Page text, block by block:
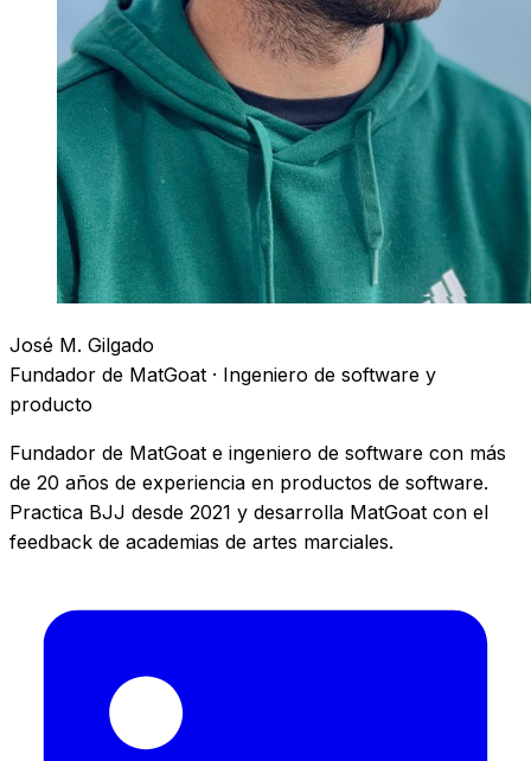
José M. Gilgado
Fundador de MatGoat · Ingeniero de software y
producto
Fundador de MatGoat e ingeniero de software con más
de 20 años de experiencia en productos de software.
Practica BJJ desde 2021 y desarrolla MatGoat con el
feedback de academias de artes marciales.